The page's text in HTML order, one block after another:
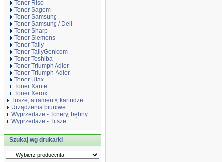
Toner Riso
Toner Sagem
Toner Samsung
Toner Samsung / Dell
Toner Sharp
Toner Siemens
Toner Tally
Toner TallyGenicom
Toner Toshiba
Toner Triumph Adler
Toner Triumph-Adler
Toner Utax
Toner Xante
Toner Xerox
Tusze, atramenty, kartridże
Urządzenia biurowe
Wyprzedaże - Tonery, bębny
Wyprzedaże - Tusze
Szukaj wg drukarki